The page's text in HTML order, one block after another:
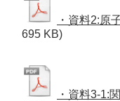
・資料2:原
695 KB)
・資料3-1: